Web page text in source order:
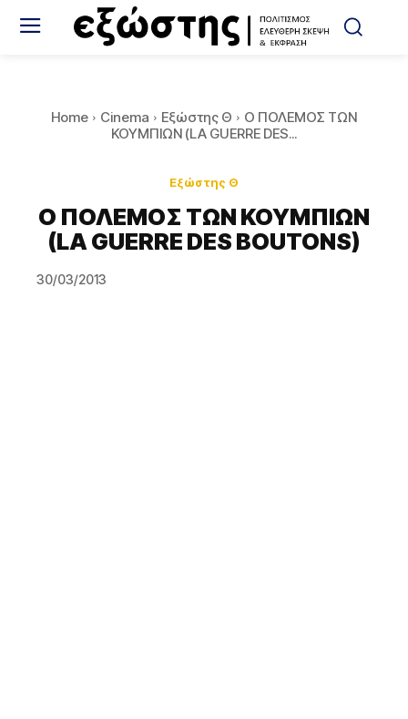
Home Cinema Εξώστης Θ
Ο ΠΟΛΕΜΟΣ ΤΩΝ
ΚΟΥΜΠΙΩΝ (LA GUERRE DES...
Εξώστης Θ
Ο ΠΟΛΕΜΟΣ ΤΩΝ ΚΟΥΜΠΙΩΝ
(LA GUERRE DES BOUTONS)
30/03/2013